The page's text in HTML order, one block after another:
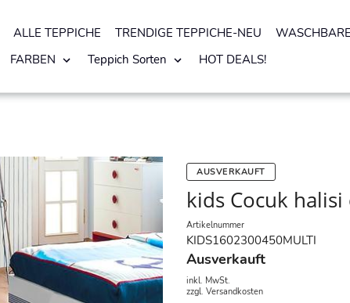
ALLE TEPPICHE TRENDIGE TEPPICHE-NEU
FARBEN Teppich Sorten HOT DEALS!
AUSVERKAUFT
kids Cocuk
Artikelnummer
KIDS1602300450MULTI
Ausverkauft
inkl. MwSt.
zzgl. Versandkosten